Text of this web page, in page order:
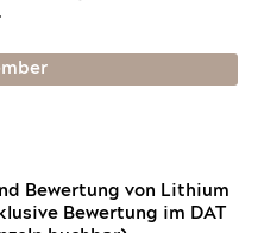
Bewertung von Lithium
Bewertung im DAT